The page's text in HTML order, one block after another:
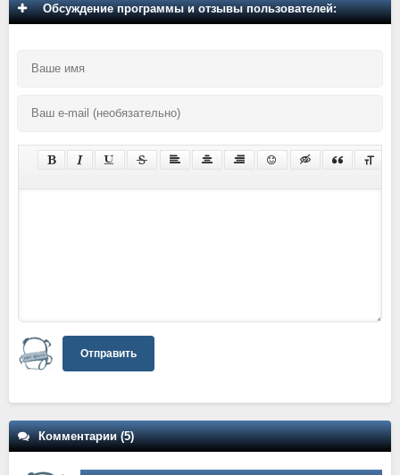
Обсуждение программы и отзывы пользователей:
Отправить
Комментарии (5)